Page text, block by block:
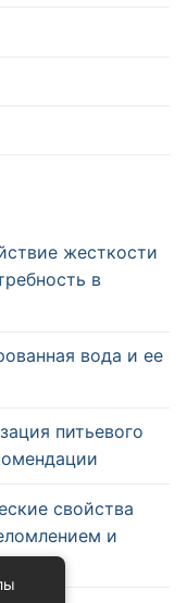
жесткости
в
вода и ее
питьевого
свойства
и